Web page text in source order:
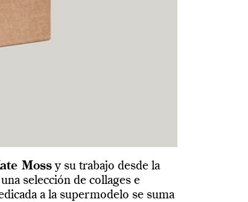
Mossy su trabajo desde la
selección de collages e
a la supermodelo se suma